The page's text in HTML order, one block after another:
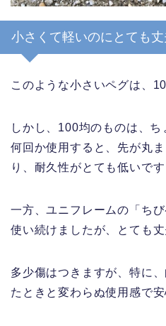
小さくて軽いのにとても丈
このような小さいペグは、
しかし、100均のものは、ち
何回か使用すると、先が丸
り、耐久性がとても低いです
一方、ユニフレームの「ち
使い続けましたが、とても
多少傷はつきますが、特に
たときと変わらぬ使用感で